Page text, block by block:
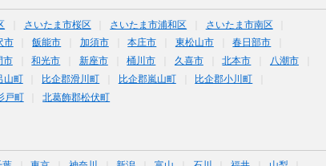
さいたま市桜区 さいたま市浦和区
さいたま市南区
市 飯能市 加須市 本庄市 東松山市
春日部市
市 和光市 新座市 桶川市 久喜市 北本市
八潮市
山町 比企郡滑川町 比企郡嵐山町
比企郡小川町
戸町 北葛飾郡松伏町